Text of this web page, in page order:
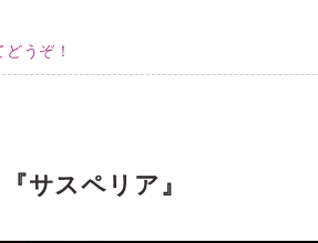
うぞ！
サスペリア』